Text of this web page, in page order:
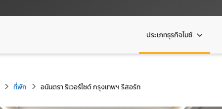
ประเภทธุรกิจไมซ์
ที่พัก อนันตรา ริเวอร์ไซด์ กรุงเทพฯ รีสอร์ท